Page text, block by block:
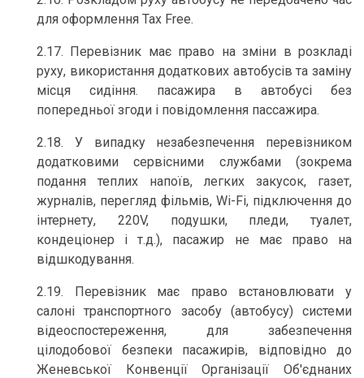
для оформлення Tax Free.
2.17. Перевізник має право на зміни в розкладі
руху, використання додаткових автобусів тa заміну
місця сидіння. пасажира в автобусі без
попередньої згоди і повідомлення пассажира.
2.18. У випадку незабезпечення перевізником
додатковими сервісними службами (зокрема
подання теплих напоїв, легких закусок, газет,
журналів, перегляд фільмів, Wi-Fi, підключення до
інтернету, 220V, подушки, пледи, туалет,
кондеціонер і т.д.), пасажир не має право на
відшкодування.
2.19. Перевізник має право встановлювати у
салоні транспортного засобу (автобусу) системи
відеоспостереження, для забезпечення
цілодобової безпеки пасажирів, відповідно до
Женевської Конвенції Організації Об'єднаних